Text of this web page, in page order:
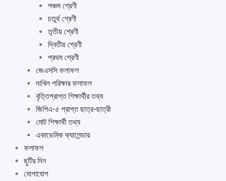
পঞ্চম শ্রেণী
চতুর্থ শ্রেণী
তৃতীয় শ্রেণী
দ্বিতীয় শ্রেণী
প্রথম শ্রেণী
জেএসসি ফলাফল
দাখিল পরিক্ষার ফলাফল
বৃত্তিপ্রাপ্ত শিক্ষার্থীর তথ্য
জিপিএ-৫ প্রাপ্ত ছাত্র-ছাত্রী
মোট শিক্ষার্থী তথ্য
একাডেমিক ক্যালেন্ডার
ফলাফল
ছুটির দিন
যোগাযোগ